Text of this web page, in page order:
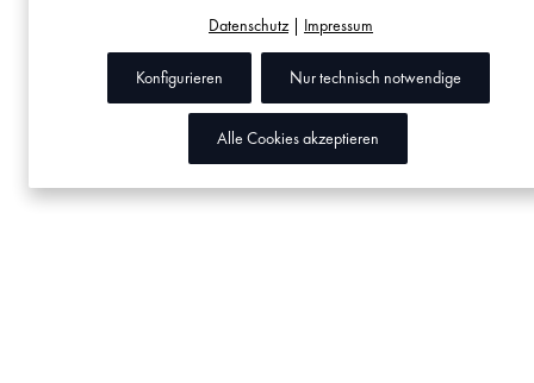
Datenschutz| Impressum
Nur technisch notwendige
Konfigurieren
Alle Cookies akzeptieren